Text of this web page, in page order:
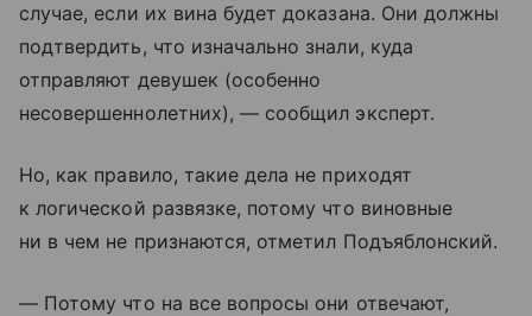
случае, если их вина будет доказана. Они должны
подтвердить, что изначально знали, куда
отправляют девушек (особенно
несовершеннолетних), — сообщил эксперт.
Но, как правило, такие дела не приходят
к логической развязке, потому что виновные
ни в чем не признаются, отметил Подъяблонский.
— Потому что на все вопросы они отвечают,